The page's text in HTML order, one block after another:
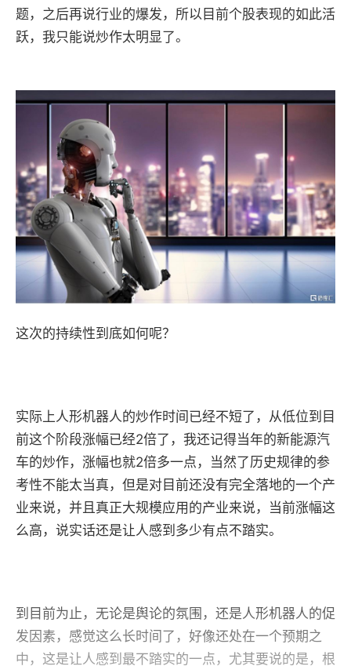
题，之后再说行业的爆发，所以目前个股表现的如此活
跃，我只能说炒作太明显了。
这次的持续性到底如何呢？
实际上人形机器人的炒作时间已经不短了，从低位到目
前这个阶段涨幅已经2倍了，我还记得当年的新能源汽
车的炒作，涨幅也就2倍多一点，当然了历史规律的参
考性不能太当真，但是对目前还没有完全落地的一个产
业来说，并且真正大规模应用的产业来说，当前涨幅这
么高，说实话还是让人感到多少有点不踏实。
到目前为止，无论是舆论的氛围，还是人形机器人的促
发因素，感觉这么长时间了，好像还处在一个预期之
中，这是让人感到最不踏实的一点，尤其要说的是，根